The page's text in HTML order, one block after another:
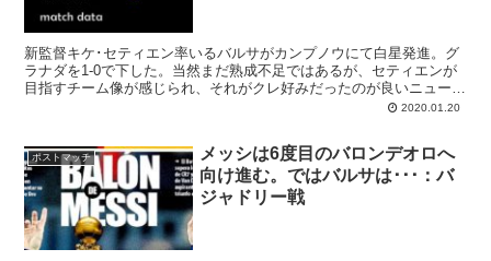
新監督キケ･セティエン率いるバルサがカンプノウにて白星発進。グ
ラナダを1-0で下した。当然まだ熟成不足ではあるが、セティエンが
目指すチーム像が感じられ、それがクレ好みだったのが良いニュース
だ。ヘルマン退場で10人となったグラナダに対し、リキ･プッチ投入
2020.01.20
ポストマッチ
メッシは6度目のバロンデオロへ
向け進む。ではバルサは･･･：バ
ジャドリー戦